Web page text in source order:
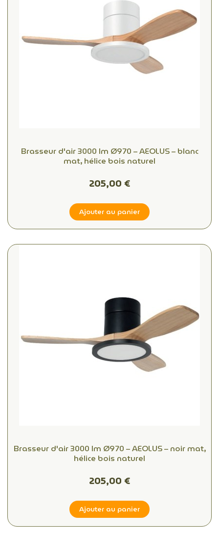
Brasseur d'air 3000 lm Ø970 – AEOLUS – blanc
mat, hélice bois naturel
205,00 €
Ajouter au panier
Brasseur d'air 3000 lm Ø970 – AEOLUS – noir mat,
hélice bois naturel
205,00 €
Ajouter au panier